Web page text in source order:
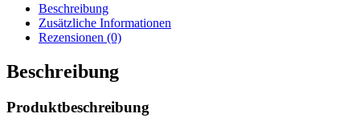
Beschreibung
Zusätzliche Informationen
Rezensionen (0)
Beschreibung
Produktbeschreibung